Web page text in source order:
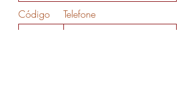
Código Telefone